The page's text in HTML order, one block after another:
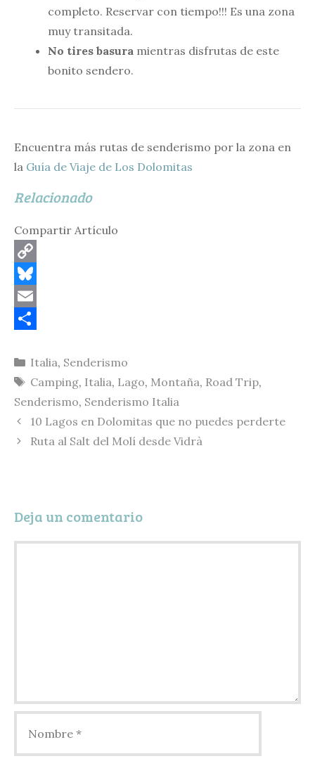
completo. Reservar con tiempo!!! Es una zona
muy transitada.
No tires basura mientras disfrutas de este
bonito sendero.
Encuentra más rutas de senderismo por la zona en
la Guía de Viaje de Los Dolomitas
Relacionado
Compartir Artículo
C
o
p
L
i
n
B
e
s
k
E
a
i
l
o
m
p
r
Categorías
Italia, Senderismo
Etiquetas
Camping, Italia, Lago, Montaña, Road Trip,
Senderismo, Senderismo Italia
10 Lagos en Dolomitas que no puedes perderte
Ruta al Salt del Molí desde Vidrà
Deja un comentario